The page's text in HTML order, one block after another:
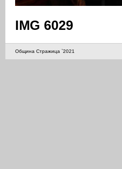
IMG 6029
Община Стражица `2021